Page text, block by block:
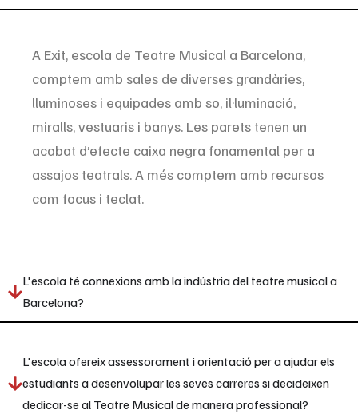
A Exit, escola de Teatre Musical a Barcelona,
comptem amb sales de diverses grandàries,
lluminoses i equipades amb so, il·luminació,
miralls, vestuaris i banys. Les parets tenen un
acabat d’efecte caixa negra fonamental per a
assajos teatrals. A més comptem amb recursos
com focus i teclat.
L'escola té connexions amb la indústria del teatre musical a
Barcelona?
L'escola ofereix assessorament i orientació per a ajudar els
estudiants a desenvolupar les seves carreres si decideixen
dedicar-se al Teatre Musical de manera professional?